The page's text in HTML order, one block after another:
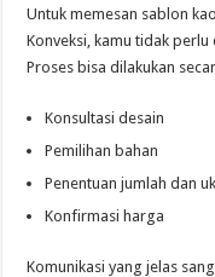
Untuk memesan sablon
Konveksi, kamu tidak
Proses bisa dilakukan
Konsultasi desain
Pemilihan bahan
Penentuan jumlah dan
Konfirmasi harga
Komunikasi yang jelas